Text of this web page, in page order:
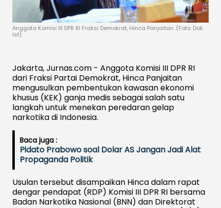
Anggota Komisi III DPR RI Fraksi Demokrat, Hinca Panjaitan. (Foto: Dok.
Ist)
Jakarta, Jurnas.com - Anggota Komisi III DPR RI
dari Fraksi Partai Demokrat, Hinca Panjaitan
mengusulkan pembentukan kawasan ekonomi
khusus (KEK) ganja medis sebagai salah satu
langkah untuk menekan peredaran gelap
narkotika di Indonesia.
Baca juga :
Pidato Prabowo soal Dolar AS Jangan Jadi Alat
Propaganda Politik
Usulan tersebut disampaikan Hinca dalam rapat
dengar pendapat (RDP) Komisi III DPR RI bersama
Badan Narkotika Nasional (BNN) dan Direktorat